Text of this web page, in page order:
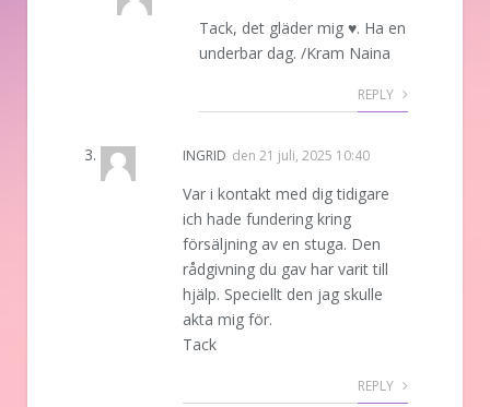
Tack, det gläder mig ♥️. Ha en
underbar dag. /Kram Naina
REPLY
INGRID den 21 juli, 2025 10:40
Var i kontakt med dig tidigare
ich hade fundering kring
försäljning av en stuga. Den
rådgivning du gav har varit till
hjälp. Speciellt den jag skulle
akta mig för.
Tack
REPLY